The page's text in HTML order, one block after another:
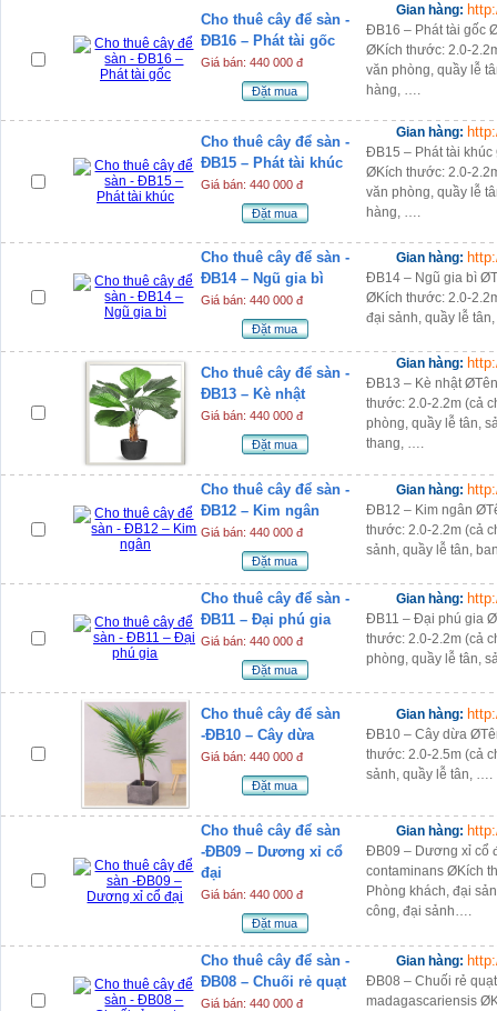
Cho thuê cây để sàn -
ĐB16 – Phát tài gốc
Giá bán: 440 000 đ
Đặt mua
Gian hàng:
ĐB16 – Phát tài gốc
ØKích thước: 2.0-
văn phòng, quầy lễ
hàng, ….
Cho thuê cây để sàn -
ĐB15 – Phát tài khúc
Giá bán: 440 000 đ
Đặt mua
Gian hàng:
ĐB15 – Phát tài
ØKích thước: 2.0-
văn phòng, quầy lễ
hàng, ….
Cho thuê cây để sàn -
ĐB14 – Ngũ gia bì
Giá bán: 440 000 đ
Đặt mua
Gian hàng:
ĐB14 – Ngũ gia bì
ØKích thước: 2.0-
đại sảnh, quầy lễ
Cho thuê cây để sàn -
ĐB13 – Kè nhật
Giá bán: 440 000 đ
Đặt mua
Gian hàng:
ĐB13 – Kè nhật
thước: 2.0-2.2m (cả
phòng, quầy lễ tân,
thang, ….
Cho thuê cây để sàn -
ĐB12 – Kim ngân
Giá bán: 440 000 đ
Đặt mua
Gian hàng:
ĐB12 – Kim ngân
thước: 2.0-2.2m (cả
sảnh, quầy lễ tân,
Cho thuê cây để sàn -
ĐB11 – Đại phú gia
Giá bán: 440 000 đ
Đặt mua
Gian hàng:
ĐB11 – Đại phú gia
thước: 2.0-2.2m (cả
phòng, quầy lễ tân,
Cho thuê cây để sàn
-ĐB10 – Cây dừa
Giá bán: 440 000 đ
Đặt mua
Gian hàng:
ĐB10 – Cây dừa
thước: 2.0-2.5m (cả
sảnh, quầy lễ tân, ….
Cho thuê cây để sàn
-ĐB09 – Dương xỉ cổ
đại
Giá bán: 440 000 đ
Đặt mua
Gian hàng:
ĐB09 – Dương xỉ cổ
contaminans ØKích
Phòng khách, đại
công, đại sảnh….
Cho thuê cây để sàn -
ĐB08 – Chuối rẻ quạt
Giá bán: 440 000 đ
Gian hàng:
ĐB08 – Chuối rẻ
madagascariensis